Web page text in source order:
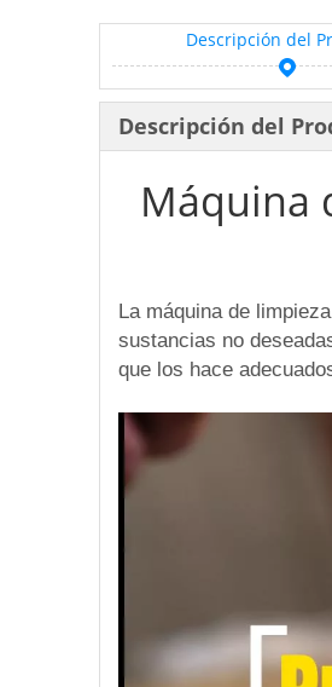
Descripción del
Descripción del
Máquina
La máquina de
sustancias no
que los hace